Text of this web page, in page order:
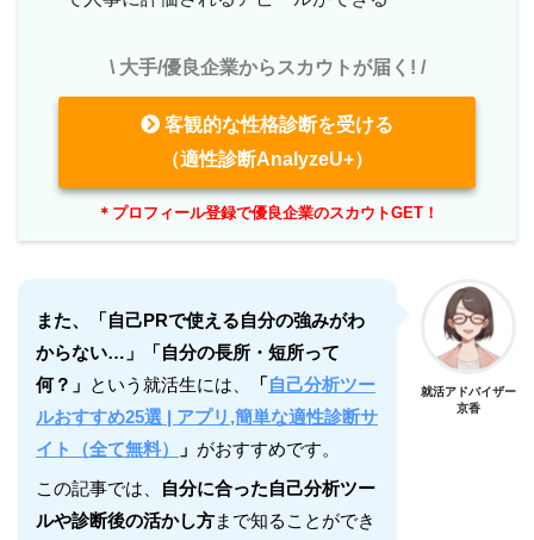
\ 大手/優良企業からスカウトが届く! /
客観的な性格診断を受ける
（適性診断AnalyzeU+）
＊プロフィール登録で優良企業のスカウトGET！
また、「自己PRで使える自分の強みがわ
からない…」「自分の長所・短所って
何？」 という就活生には、 「自己分析ツー
ルおすすめ25選 | アプリ,簡単な適性診断サ
イト（全て無料）
」 がおすすめです。
この記事では、
自分に合った自己分析ツー
ルや診断後の活かし方まで知ることができ
就活アドバイザー
京香